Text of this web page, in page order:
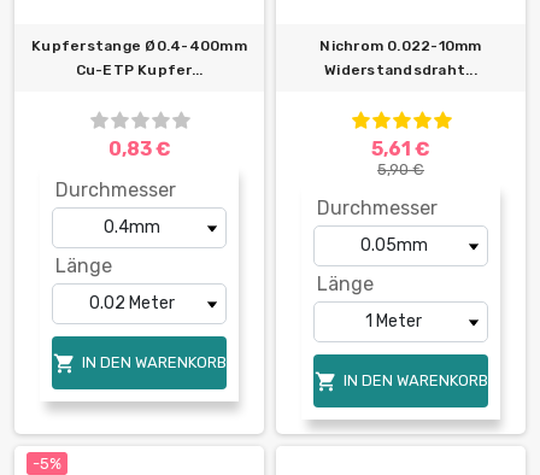
Kupferstange Ø0.4-400mm
Cu-ETP Kupfer...
0,83 €
Durchmesser
Länge
 IN DEN WARENKORB
Nichrom 0.022-10mm
Widerstandsdraht...
5,61 €
5,90 €
Durchmesser
Länge
 IN DEN WARENKORB
-5%